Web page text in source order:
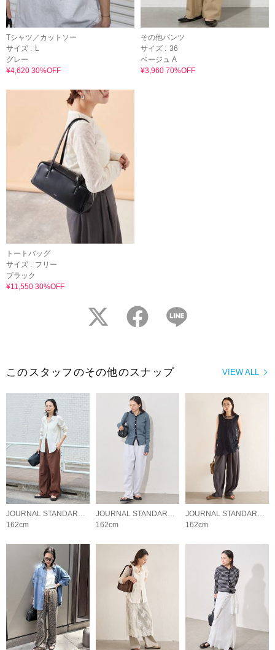
Tシャツ／カットソー
サイズ : L
グレー
¥4,620 30%OFF
その他パンツ
サイズ : 36
ベージュ A
¥3,960 70%OFF
トートバッグ
サイズ : フリー
ブラック
¥11,550 30%OFF
twitter facebook
VIEW ALL
このスタッフのその他のスナップ
JOURNAL STANDARD LADYS
162cm
JOURNAL STANDARD LADYS
162cm
JOURNAL STANDARD LADYS
162cm